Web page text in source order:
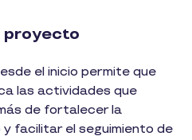
proyecto
el inicio permite que
las actividades que
de fortalecer la
facilitar el seguimiento de